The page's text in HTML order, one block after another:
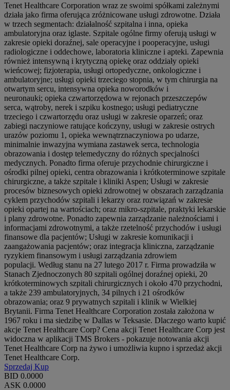
Tenet Healthcare Corporation wraz ze swoimi spółkami zależnymi
działa jako firma oferująca zróżnicowane usługi zdrowotne. Działa
w trzech segmentach: działalność szpitalna i inna, opieka
ambulatoryjna oraz iglaste. Szpitale ogólne firmy oferują usługi w
zakresie opieki doraźnej, sale operacyjne i pooperacyjne, usługi
radiologiczne i oddechowe, laboratoria kliniczne i apteki. Zapewnia
również intensywną i krytyczną opiekę oraz oddziały opieki
wieńcowej; fizjoterapia, usługi ortopedyczne, onkologiczne i
ambulatoryjne; usługi opieki trzeciego stopnia, w tym chirurgia na
otwartym sercu, intensywna opieka noworodków i
neuronauki; opieka czwartorzędowa w rejonach przeszczepów
serca, wątroby, nerek i szpiku kostnego; usługi pediatryczne
trzeciego i czwartorzędu oraz usługi w zakresie oparzeń; oraz
zabiegi naczyniowe ratujące kończyny, usługi w zakresie ostrych
urazów poziomu 1, opieka wewnątrznaczyniowa po udarze,
minimalnie inwazyjna wymiana zastawek serca, technologia
obrazowania i dostęp telemedyczny do różnych specjalności
medycznych. Ponadto firma oferuje przychodnie chirurgiczne i
ośrodki pilnej opieki, centra obrazowania i krótkoterminowe szpitale
chirurgiczne, a także szpitale i kliniki Aspen; Usługi w zakresie
procesów biznesowych opieki zdrowotnej w obszarach zarządzania
cyklem przychodów szpitali i lekarzy oraz rozwiązań w zakresie
opieki opartej na wartościach; oraz mikro-szpitale, praktyki lekarskie
i plany zdrowotne. Ponadto zapewnia zarządzanie należnościami i
informacjami zdrowotnymi, a także rzetelność przychodów i usługi
finansowe dla pacjentów; Usługi w zakresie komunikacji i
zaangażowania pacjentów; oraz integracja kliniczna, zarządzanie
ryzykiem finansowym i usługi zarządzania zdrowiem
populacji. Według stanu na 27 lutego 2017 r. Firma prowadziła w
Stanach Zjednoczonych 80 szpitali ogólnej doraźnej opieki, 20
krótkoterminowych szpitali chirurgicznych i około 470 przychodni,
a także 239 ambulatoryjnych, 34 pilnych i 21 ośrodków
obrazowania; oraz 9 prywatnych szpitali i klinik w Wielkiej
Brytanii. Firma Tenet Healthcare Corporation została założona w
1967 roku i ma siedzibę w Dallas w Teksasie. Dlaczego warto kupić
akcje Tenet Healthcare Corp? Cena akcji Tenet Healthcare Corp jest
widoczna w aplikacji TMS Brokers - pokazuje notowania akcji
Tenet Healthcare Corp na żywo i umożliwia kupno i sprzedaż akcji
Tenet Healthcare Corp.
Sprzedaj Kup
BID 0.0000
ASK 0.0000